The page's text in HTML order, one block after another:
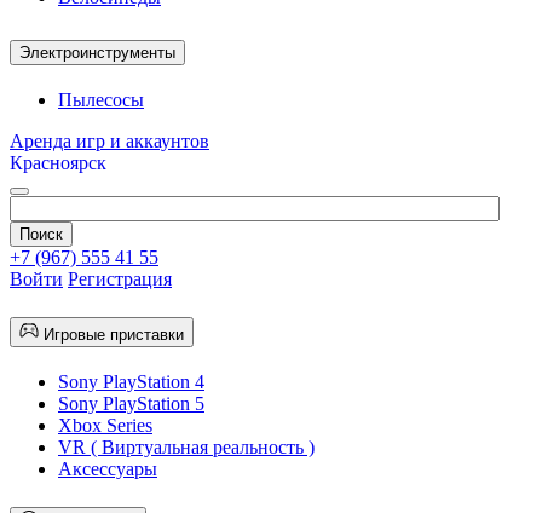
Электроинструменты
Пылесосы
Аренда игр и аккаунтов
Красноярск
+7 (967) 555 41 55
Войти Регистрация
Игровые приставки
Sony PlayStation 4
Sony PlayStation 5
Xbox Series
VR ( Виртуальная реальность )
Аксессуары